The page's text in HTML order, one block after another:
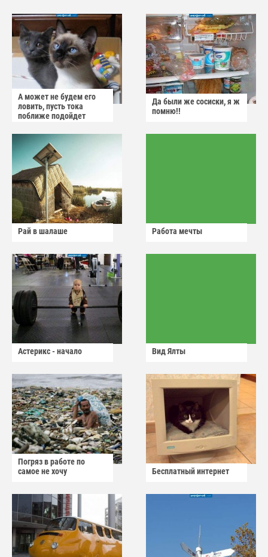
А может не будем его
ловить, пусть тока
поближе подойдет
Да были же сосиски, я ж
помню!!
Рай в шалаше Работа мечты
Астерикс - начало Вид Ялты
Погряз в работе по
самое не хочу
Бесплатный интернет